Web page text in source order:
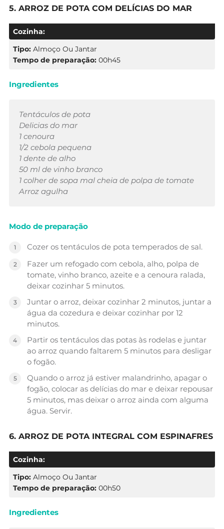
5. ARROZ DE POTA COM DELÍCIAS DO MAR
Cozinha:
Tipo: Almoço Ou Jantar
Tempo de preparação: 00h45
Ingredientes
Tentáculos de pota
Delicias do mar
1 cenoura
1/2 cebola pequena
1 dente de alho
50 ml de vinho branco
1 colher de sopa mal cheia de polpa de tomate
Arroz agulha
Modo de preparação
Cozer os tentáculos de pota temperados de sal.
Fazer um refogado com cebola, alho, polpa de
tomate, vinho branco, azeite e a cenoura ralada,
deixar cozinhar 5 minutos.
Juntar o arroz, deixar cozinhar 2 minutos, juntar a
água da cozedura e deixar cozinhar por 12
minutos.
Partir os tentáculos das potas às rodelas e juntar
ao arroz quando faltarem 5 minutos para desligar
o fogão.
Quando o arroz já estiver malandrinho, apagar o
fogão, colocar as delícias do mar e deixar repousar
5 minutos, mas deixar o arroz ainda com alguma
água. Servir.
6. ARROZ DE POTA INTEGRAL COM ESPINAFRES
Cozinha:
Tipo: Almoço Ou Jantar
Tempo de preparação: 00h50
Ingredientes